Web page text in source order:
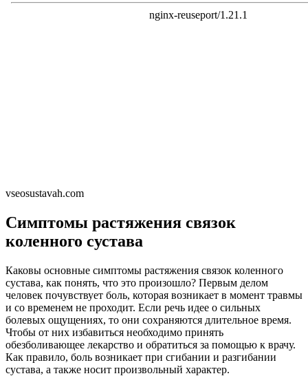
vseosustavah.com
Симптомы растяжения связок
коленного сустава
Каковы основные симптомы растяжения связок коленного
сустава, как понять, что это произошло? Первым делом
человек почувствует боль, которая возникает в момент травмы
и со временем не проходит. Если речь идее о сильных
болевых ощущениях, то они сохраняются длительное время.
Чтобы от них избавиться необходимо принять
обезболивающее лекарство и обратиться за помощью к врачу.
Как правило, боль возникает при сгибании и разгибании
сустава, а также носит произвольный характер.